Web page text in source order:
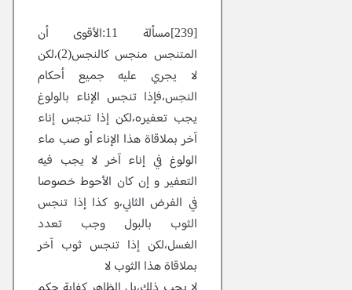
[239]مسألة 11:الأقوى أن
المتنجس منجس كالنجس(2)،لكن
لا يجري عليه جميع أحكام
النجس،فإذا تنجس الإناء بالولوغ
يجب تعفيره،لكن إذا تنجس إناء
آخر بملاقاة هذا الإناء أو صب ماء
الولوغ في إناء آخر لا يجب فيه
التعفير و إن كان الأحوط خصوصا
في الفرض الثاني،و كذا إذا تنجس
الثوب بالبول وجب تعدد
الغسل،لكن إذا تنجس ثوب آخر
بملاقاة هذا الثوب لا